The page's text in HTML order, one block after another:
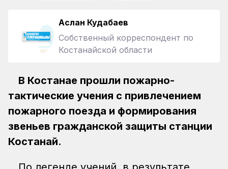
Аслан Кудабаев
Собственный корреспондент по
Костанайской области
В Костанае прошли пожарно-
тактические учения с привлечением
пожарного поезда и формирования
звеньев гражданской защиты станции
Костанай.